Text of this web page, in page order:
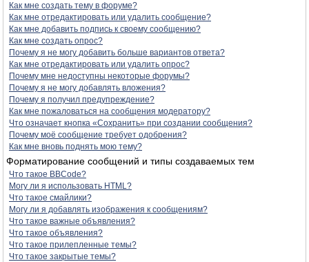
Как мне создать тему в форуме?
Как мне отредактировать или удалить сообщение?
Как мне добавить подпись к своему сообщению?
Как мне создать опрос?
Почему я не могу добавить больше вариантов ответа?
Как мне отредактировать или удалить опрос?
Почему мне недоступны некоторые форумы?
Почему я не могу добавлять вложения?
Почему я получил предупреждение?
Как мне пожаловаться на сообщения модератору?
Что означает кнопка «Сохранить» при создании сообщения?
Почему моё сообщение требует одобрения?
Как мне вновь поднять мою тему?
Форматирование сообщений и типы создаваемых тем
Что такое BBCode?
Могу ли я использовать HTML?
Что такое смайлики?
Могу ли я добавлять изображения к сообщениям?
Что такое важные объявления?
Что такое объявления?
Что такое прилепленные темы?
Что такое закрытые темы?